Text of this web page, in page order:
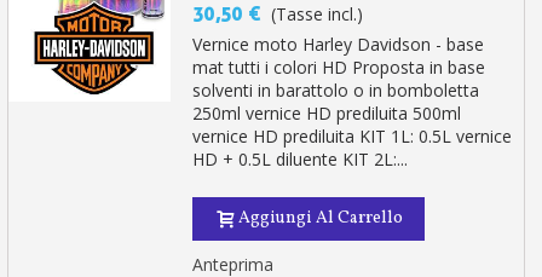
30,50 € (Tasse incl.)
Vernice moto Harley Davidson - base
mat tutti i colori HD Proposta in base
solventi in barattolo o in bomboletta
250ml vernice HD prediluita 500ml
vernice HD prediluita KIT 1L: 0.5L vernice
HD + 0.5L diluente KIT 2L:...
Aggiungi Al Carrello
Anteprima